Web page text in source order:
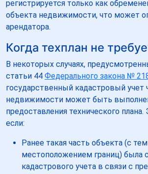
регистрируется только как
объекта недвижимости, что может
арендатора.
Когда техплан не
В некоторых случаях,
статьи 44 Федерального закона №
государственный кадастровый учет
недвижимости может быть
предоставления технического
если:
Ранее такая часть объекта (с
местоположением границ) была
кадастрового учета в связи с